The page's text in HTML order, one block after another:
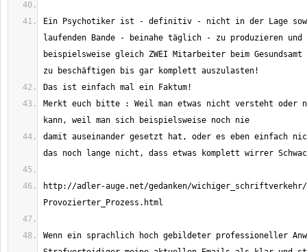
Ein Psychotiker ist - definitiv - nicht in der Lage
laufenden Bande - beinahe täglich - zu produzieren und
beispielsweise gleich ZWEI Mitarbeiter beim Gesundsamt
Merkt euch bitte : Weil man etwas nicht versteht oder
damit auseinander gesetzt hat, oder es eben einfach
http://adler-auge.net/gedanken/
Wenn ein sprachlich hoch gebildeter professioneller